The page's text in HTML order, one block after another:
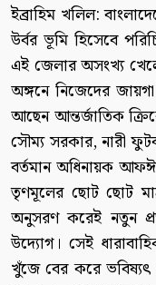
ইব্রাহিম খলিল:
উর্বর ভূমি হিসেবে
এই জেলার অসংখ্য
অঙ্গনে নিজেদের
আছেন আন্তর্জাতিক
সৌম্য সরকার, নারী
বর্তমান অধিনায়ক
তৃণমূলের ছোট ছোট
অনুসরণ করেই নতুন
উদ্যোগ। সেই
খুঁজে বের করে ভবিষ্যৎ